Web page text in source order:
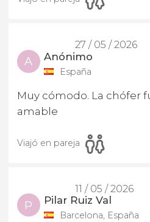
27 / 05 / 2026
A Anónimo
España
Muy cómodo. La chófer
amable
Viajó en pareja
11 / 05 / 2026
P Pilar Ruiz Val
Barcelona, España